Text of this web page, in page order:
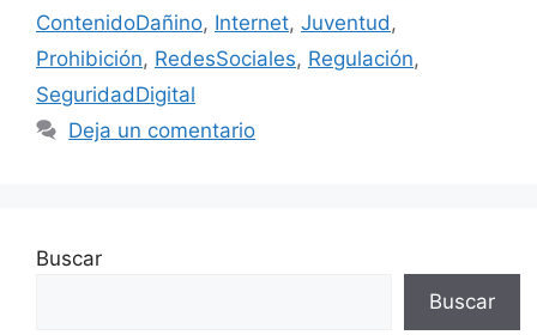
ContenidoDañino, Internet, Juventud ,
Prohibición, RedesSociales, Regulación,
SeguridadDigital
Deja un comentario
Buscar
Buscar